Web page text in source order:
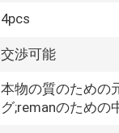
4pcs
交渉可能
本物の質のための
グ;remanのための